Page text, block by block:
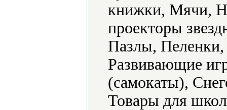
книжки, Мячи,
проекторы
Пазлы, Пеленки,
Развивающие
(самокаты),
Товары для